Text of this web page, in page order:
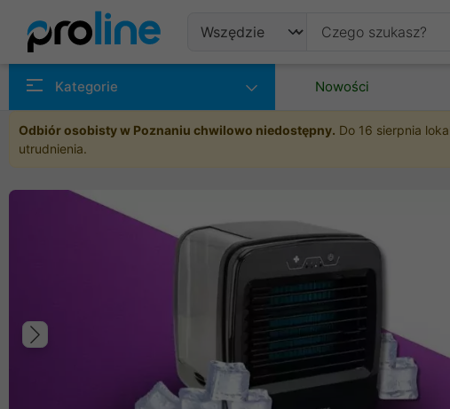
Kategorie Nowości
Odbiór osobisty w Poznaniu chwilowo niedostępny. Do 16 sierpnia
utrudnienia.
Poprzedni